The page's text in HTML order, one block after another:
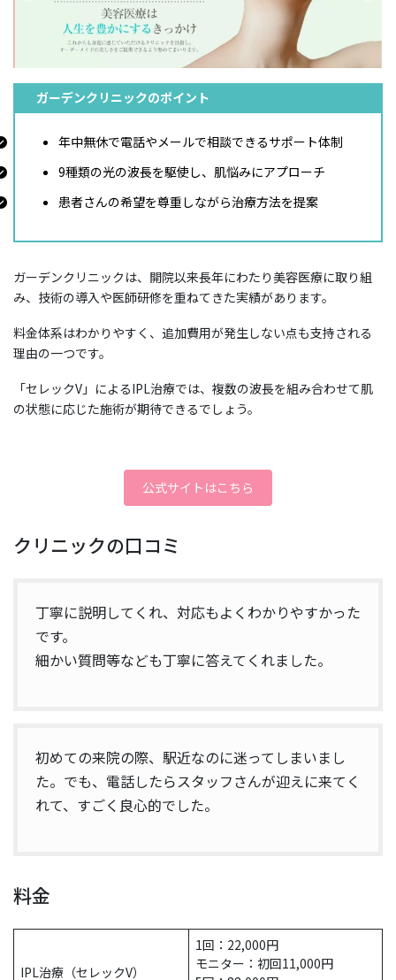
ガーデンクリニックのポイント
年中無休で電話やメールで相談できるサポート体制
9種類の光の波長を駆使し、肌悩みにアプローチ
患者さんの希望を尊重しながら治療方法を提案
ガーデンクリニックは、開院以来長年にわたり美容医療に取り組
み、技術の導入や医師研修を重ねてきた実績があります。
料金体系はわかりやすく、追加費用が発生しない点も支持される
理由の一つです。
「セレックV」によるIPL治療では、複数の波長を組み合わせて肌
の状態に応じた施術が期待できるでしょう。
公式サイトはこちら
クリニックの口コミ
丁寧に説明してくれ、対応もよくわかりやすかった
です。
細かい質問等なども丁寧に答えてくれました。
初めての来院の際、駅近なのに迷ってしまいまし
た。でも、電話したらスタッフさんが迎えに来てく
れて、すごく良心的でした。
料金
IPL治療（セレックV）
1回：22,000円
モニター：初回11,000円